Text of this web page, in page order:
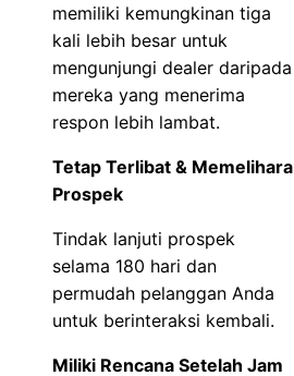
memiliki kemungkinan tiga
kali lebih besar untuk
mengunjungi dealer daripada
mereka yang menerima
respon lebih lambat.
Tetap Terlibat & Memelihara
Prospek
Tindak lanjuti prospek
selama 180 hari dan
permudah pelanggan Anda
untuk berinteraksi kembali.
Miliki Rencana Setelah Jam